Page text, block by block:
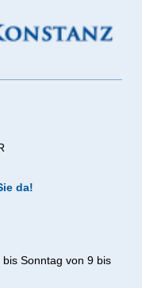
da!
Sonntag von 9 bis